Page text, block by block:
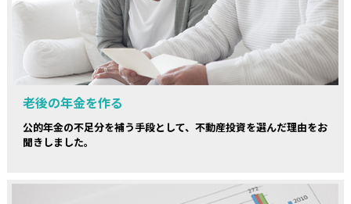
老後の年金を作る
公的年金の不足分を補う手段として、不動産投資を選んだ理由をお
聞きしました。